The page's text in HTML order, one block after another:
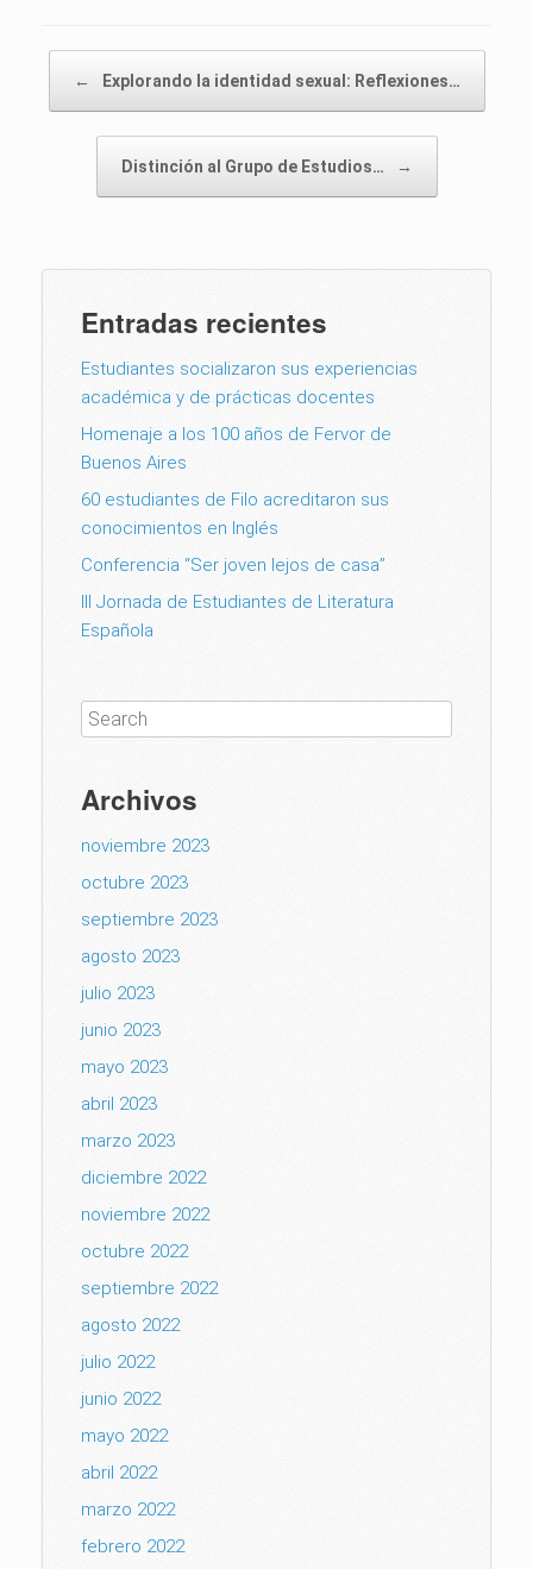
← Explorando la identidad sexual: Reflexiones…
Distinción al Grupo de Estudios… →
Entradas recientes
Estudiantes socializaron sus experiencias
académica y de prácticas docentes
Homenaje a los 100 años de Fervor de
Buenos Aires
60 estudiantes de Filo acreditaron sus
conocimientos en Inglés
Conferencia “Ser joven lejos de casa”
III Jornada de Estudiantes de Literatura
Española
Archivos
noviembre 2023
octubre 2023
septiembre 2023
agosto 2023
julio 2023
junio 2023
mayo 2023
abril 2023
marzo 2023
diciembre 2022
noviembre 2022
octubre 2022
septiembre 2022
agosto 2022
julio 2022
junio 2022
mayo 2022
abril 2022
marzo 2022
febrero 2022